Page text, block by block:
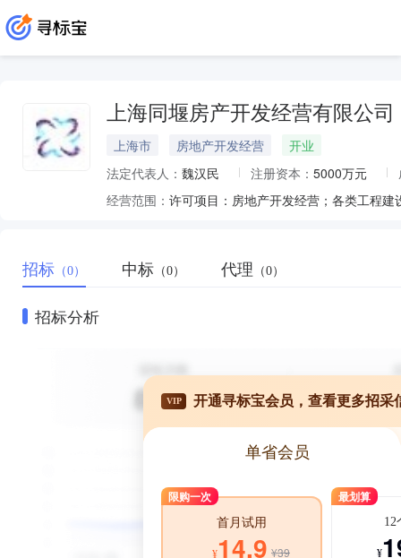
上海同堰房产开发经营有限公司
上海市 房地产开发经营
开业
法定代表人： 魏汉民 注册资本： 5000万元
经营范围：
招标 （0） 中标 （0） 代理 （0）
招标分析
VIP 开通寻标宝会员，查看更多招采
单省会员
限购一次
首月试用
¥14.9 ¥39
最划算
12
¥